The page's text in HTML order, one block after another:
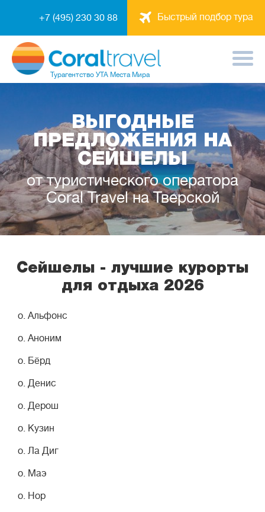
Быстрый подбор тура
+7 (495) 230 30 88
Турагентство УТА Места Мира
ВЫГОДНЫЕ
ПРЕДЛОЖЕНИЯ НА
СЕЙШЕЛЫ
от туристического оператора
Coral Travel на Тверской
Сейшелы - лучшие курорты
для отдыха 2026
о. Альфонс
о. Аноним
о. Бёрд
о. Денис
о. Дерош
о. Кузин
о. Ла Диг
о. Маэ
о. Нор